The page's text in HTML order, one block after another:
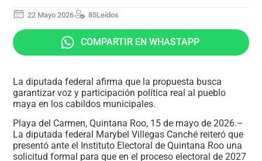
22 Mayo 2026 85Leídos
COMPARTIR EN WHASTAPP
La diputada federal afirma que la propuesta busca
garantizar voz y participación política real al pueblo
maya en los cabildos municipales.
Playa del Carmen, Quintana Roo, 15 de mayo de 2026.–
La diputada federal Marybel Villegas Canché reiteró que
presentó ante el Instituto Electoral de Quintana Roo una
solicitud formal para que en el proceso electoral de 2027